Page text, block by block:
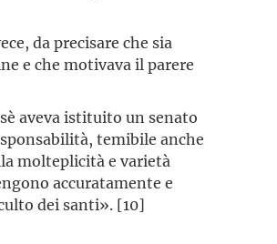
da precisare che sia
e che motivava il parere
aveva istituito un senato
temibile anche
molteplicità e varietà
accuratamente e
dei santi». [10]